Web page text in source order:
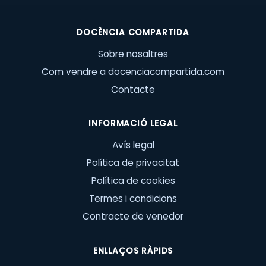
DOCÈNCIA COMPARTIDA
Sobre nosaltres
Com vendre a docenciacompartida.com
Contacte
INFORMACIÓ LEGAL
Avís legal
Política de privacitat
Política de cookies
Termes i condicions
Contracte de venedor
ENLLAÇOS RÀPIDS